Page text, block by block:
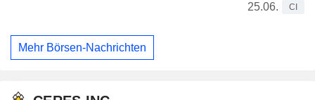
25.06.
CI
Mehr Börsen-Nachrichten